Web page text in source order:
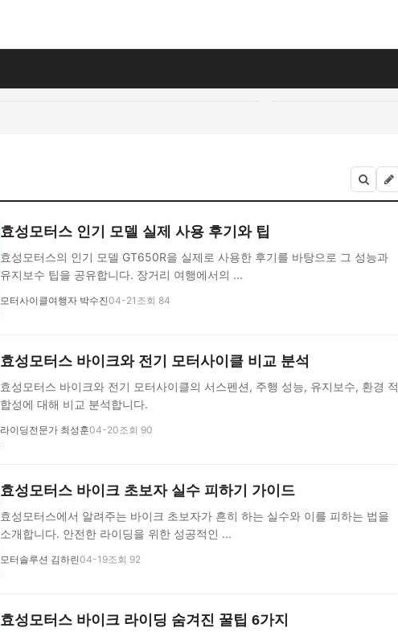
효성모터스 인기 모델 실제 사용 후기와 팁
효성모터스의 인기 모델 GT650R을 실제로 사용한 후기를 바탕으로 그 성능과
유지보수 팁을 공유합니다. 장거리 여행에서의 ...
모터사이클여행자 박수진04-21 조회 84
효성모터스 바이크와 전기 모터사이클 비교 분석
효성모터스 바이크와 전기 모터사이클의 서스펜션, 주행 성능, 유지보수, 환경 적
합성에 대해 비교 분석합니다.
라이딩전문가 최성훈04-20조회 90
효성모터스 바이크 초보자 실수 피하기 가이드
효성모터스에서 알려주는 바이크 초보자가 흔히 하는 실수와 이를 피하는 법을
소개합니다. 안전한 라이딩을 위한 성공적인 ...
모터솔루션 김하린04-19조회 92
효성모터스 바이크 라이딩 숨겨진 꿀팁 6가지